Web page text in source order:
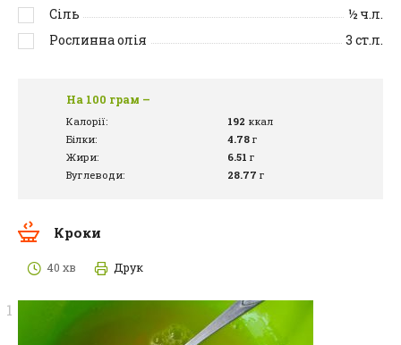
Сіль
½ч.л.
Рослинна олія
3 ст.л.
На 100 грам –
Калорії: 192 ккал
Білки:
4.78 г
Жири:
6.51 г
Вуглеводи:
28.77 г
Кроки
40 хв Друк